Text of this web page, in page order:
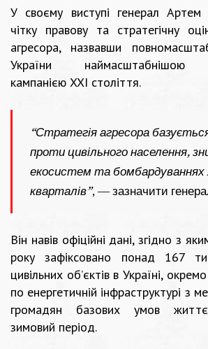
У своєму виступі генерал
чітку правову та стратегічну
агресора, назвавши
України наймасштабнішою
кампанією XXI століття.
“Стратегія агресора
проти цивільного населення,
екосистем та
кварталів”, — зазначити
Він навів офіційні дані, згідно з
року зафіксовано понад 167
цивільних об’єктів в Україні,
по енергетичній інфраструктурі з
громадян базових умов
зимовий період.